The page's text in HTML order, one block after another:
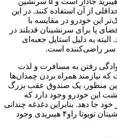
از آن استفاده کنند. در این
این خودرو در مقایسه با
پا برای سرنشینان قدبلند در
به دلیل استایل جعبه‌ای
راضی‌کننده است.
رفتن به مسافرت و لذت
نیازمند همراه بردن چمدان‌ها
این منظور، یک صندوق عقب بزرگ
قسمت پشت این خودرو وجود دارد که
را در خود جا دهد. بنابراین دغدغه چندانی
از این بابت نیز برای مالک و سرنشینان تویوتا راو۴ هیبریدی وجود